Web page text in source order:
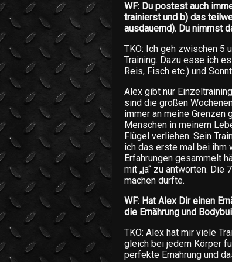
WF: Du postest auch
trainierst und b) das
ausdauernd). Du nimmst
TKO: Ich geh zwischen 5
Training. Dazu esse ich
Reis, Fisch etc.) und
Alex gibt nur
sind die großen
immer an meine Grenzen
Menschen in meinem
Flügel verliehen. Sein
ich das erste mal bei ihm
Erfahrungen gesammelt
mit „ja“ zu antworten.
machen durfte.
WF: Hat Alex Dir einen
die Ernährung und
TKO: Alex hat mir viele
gleich bei jedem Körper
perfekte Ernährung und